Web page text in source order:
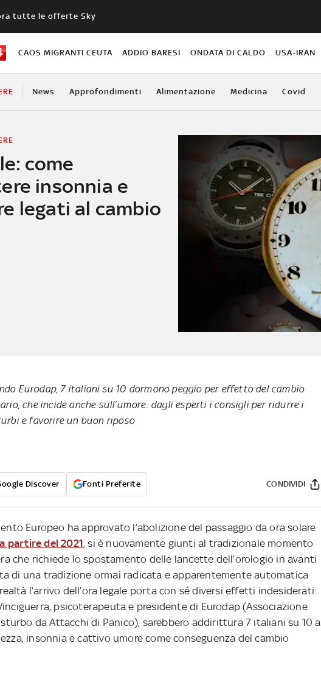
tutte le offerte Sky
CAOS MIGRANTI CEUTA ADDIO BARESI ONDATA DI CALDO USA-IRAN
News Approfondimenti Alimentazione Medicina Covid
come
insonnia e
legati al cambio
Eurodap, 7 italiani su 10 dormono peggio per effetto del cambio
che incide anche sull’umore: dagli esperti i consigli per ridurre i
e favorire un buon riposo
Discover Fonti Preferite CONDIVIDI
Europeo ha approvato l’abolizione del passaggio da ora solare
partire del 2021, si è nuovamente giunti al tradizionale momento
che richiede lo spostamento delle lancette dell’orologio in avanti
di una tradizione ormai radicata e apparentemente automatica
l’arrivo dell’ora legale porta con sé diversi effetti indesiderati:
psicoterapeuta e presidente di Eurodap (Associazione
da Attacchi di Panico), sarebbero addirittura 7 italiani su 10 a
insonnia e cattivo umore come conseguenza del cambio